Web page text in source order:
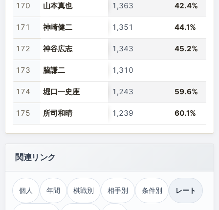
170 山本真也 1,363 42.4%
171 神崎健二 1,351 44.1%
172 神谷広志 1,343 45.2%
173 脇謙二 1,310
174 堀口一史座 1,243 59.6%
175 所司和晴 1,239 60.1%
関連リンク
個人 年間 棋戦別 相手別 条件別 レート